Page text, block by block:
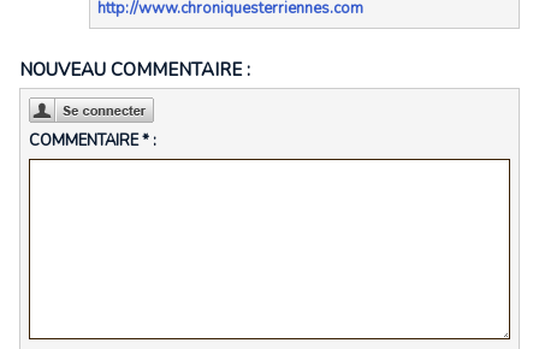
http://www.chroniquesterriennes.com
NOUVEAU COMMENTAIRE :
COMMENTAIRE * :